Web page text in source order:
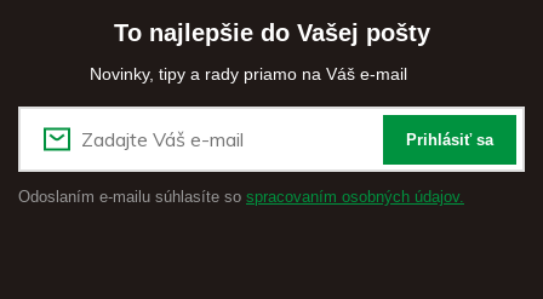
To najlepšie do Vašej pošty
Novinky, tipy a rady priamo na Váš e-mail
Prihlásiť sa
Odoslaním e-mailu súhlasíte so spracovaním osobných údajov.